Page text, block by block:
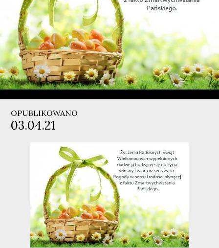
OPUBLIKOWANO
03.04.21